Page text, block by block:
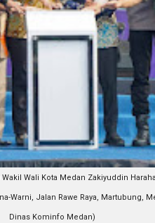
Wali Kota Medan Zakiyuddin
Warni, Jalan Rawe Raya, Martubung,
Dinas Kominfo Medan)